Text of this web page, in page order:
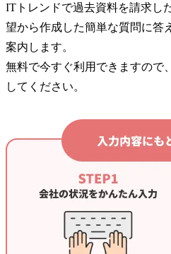
ITトレンドで過去資料を請求し
望から作成した簡単な質問に答
案内します。
無料で今すぐ利用できますので
してください。